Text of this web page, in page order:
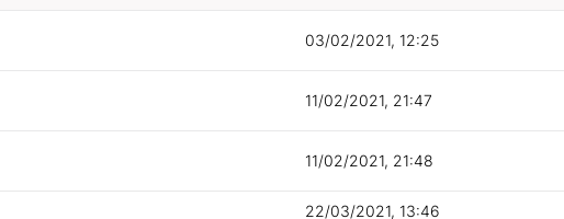
03/02/2021, 12:25
11/02/2021, 21:47
11/02/2021, 21:48
22/03/2021, 13:46